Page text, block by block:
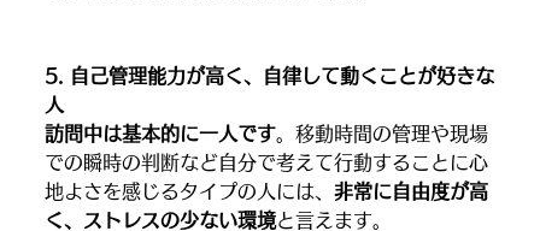
5. 自己管理能力が高く、自律して動くことが好きな
人
訪問中は基本的に一人です。移動時間の管理や現場
での瞬時の判断など自分で考えて行動することに心
地よさを感じるタイプの人には、非常に自由度が高
く、ストレスの少ない環境と言えます。